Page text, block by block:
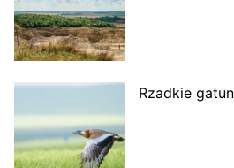
Rzadkie